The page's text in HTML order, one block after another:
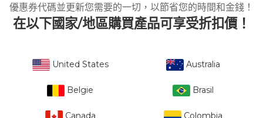
優惠券代碼並更新您需要的一切，以節省您的時間和金錢！
在以下國家/地區購買產品可享受折扣價！
United States Australia
Belgie Brasil
Canada Colombia